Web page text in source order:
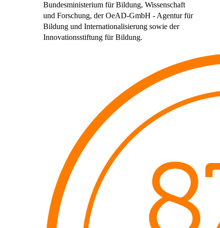
Bundesministerium für Bildung, Wissenschaft
und Forschung, der OeAD-GmbH - Agentur für
Bildung und Internationalisierung sowie der
Innovationsstiftung für Bildung.